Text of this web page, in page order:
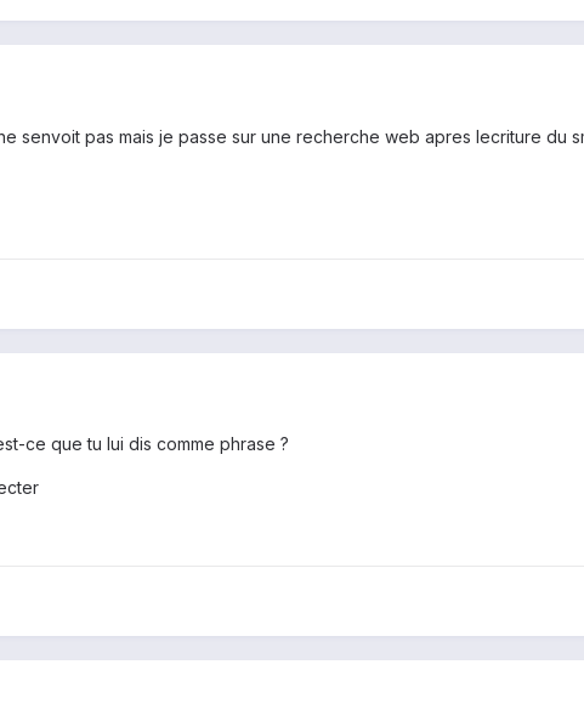
senvoit pas mais je passe sur une recherche web apres lecriture du
ce que tu lui dis comme phrase ?